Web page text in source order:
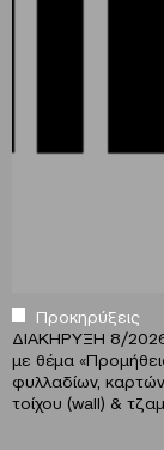
Προκηρύξεις
ΔΙΑΚΗΡΥΞΗ 8/
με θέμα «
φυλλαδίων,
τοίχου (wall) &